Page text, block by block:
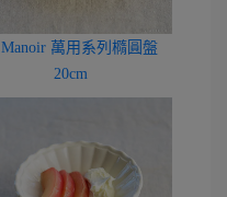
Manoir 萬用系列橢圓盤
20cm